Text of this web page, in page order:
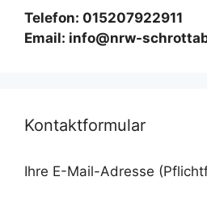
Telefon: 015207922911
Email: info@nrw-
Kontaktformular
Ihre E-Mail-Adresse